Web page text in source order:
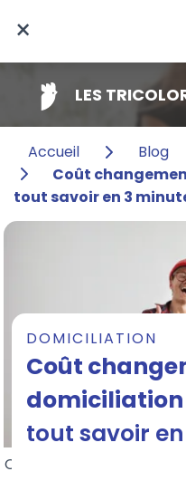
LES
×
Accueil Blog
Coût
tout savoir en 3
Quel est le prix du
DOMICILIATION
Coût
domiciliation
tout savoir